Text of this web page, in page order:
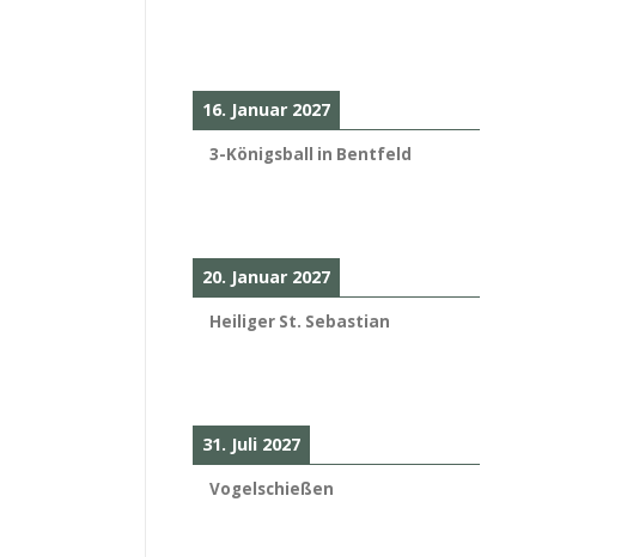
16. Januar 2027
3-Königsball in Bentfeld
20. Januar 2027
Heiliger St. Sebastian
31. Juli 2027
Vogelschießen